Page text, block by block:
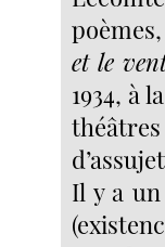
et le
1934, à
Il y a